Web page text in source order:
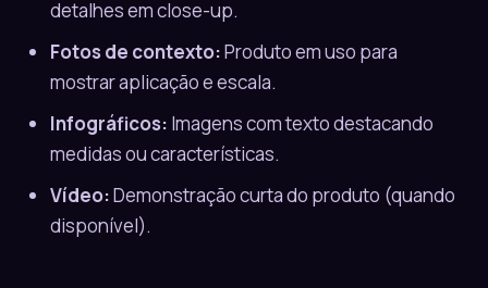
detalhes em close-up.
Fotos de contexto:Produto em uso para
mostrar aplicação e escala.
Infográficos: Imagens com texto destacando
medidas ou características.
Vídeo:Demonstração curta do produto (quando
disponível).